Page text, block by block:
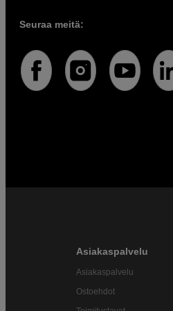
Seuraa meitä:
Asiakaspalvelu
Asiakaspalvelu
Ostoehdot